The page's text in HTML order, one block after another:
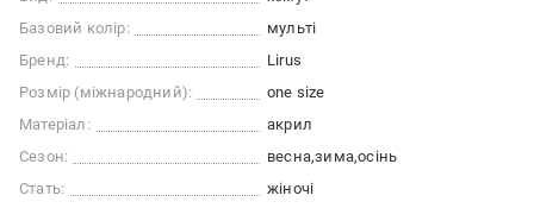
Базовий колір:
мульті
Бренд:
Lirus
Розмір (міжнародний):
one size
Матеріал:
акрил
Сезон:
весна зима осінь
Стать:
жіночі